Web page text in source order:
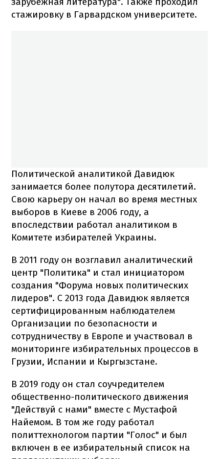
стажировку в Гарвардском университете.
Политической аналитикой Давидюк
занимается более полутора десятилетий.
Свою карьеру он начал во время местных
выборов в Киеве в 2006 году, а
впоследствии работал аналитиком в
Комитете избирателей Украины.
В 2011 году он возглавил аналитический
центр "Политика" и стал инициатором
создания "Форума новых политических
лидеров". С 2013 года Давидюк является
сертифицированным наблюдателем
Организации по безопасности и
сотрудничеству в Европе и участвовал в
мониторинге избирательных процессов в
Грузии, Испании и Кыргызстане.
В 2019 году он стал соучредителем
общественно-политического движения
"Действуй с нами" вместе с Мустафой
Найемом. В том же году работал
политтехнологом партии "Голос" и был
включен в ее избирательный список на